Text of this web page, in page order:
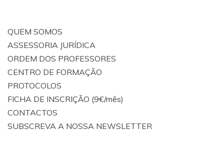
QUEM SOMOS
ASSESSORIA JURÍDICA
ORDEM DOS PROFESSORES
CENTRO DE FORMAÇÃO
PROTOCOLOS
FICHA DE INSCRIÇÃO (9€/mês)
CONTACTOS
SUBSCREVA A NOSSA NEWSLETTER